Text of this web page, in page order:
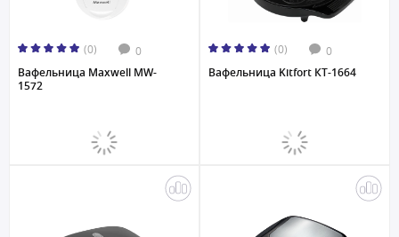
(0) 0
Вафельница Maxwell MW-
1572
(0) 0
Вафельница Kitfort КТ-1664